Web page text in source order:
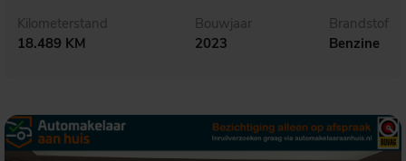
Kilometerstand
18.489 KM
Bouwjaar
2023
Brandstof
Benzine